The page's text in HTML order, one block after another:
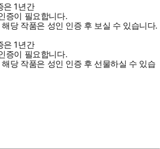
은 1년간
증이 필요합니다.
해당 작품은 성인 인증 후 보실 수 있습니다.
은 1년간
증이 필요합니다.
해당 작품은 성인 인증 후 선물하실 수 있습